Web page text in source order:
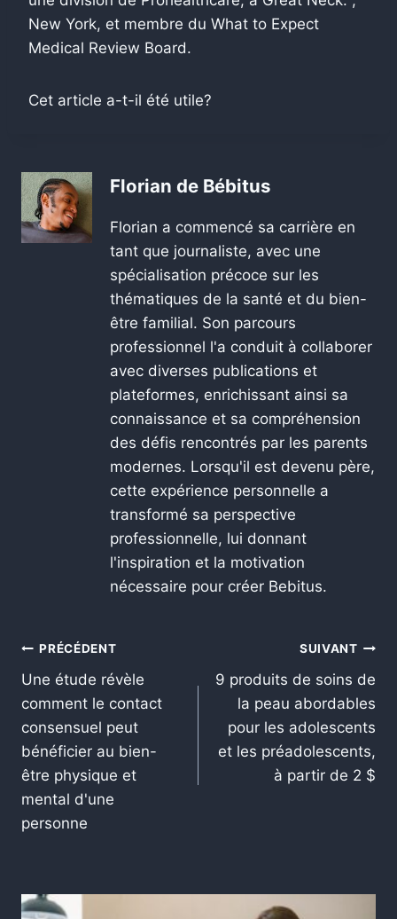
New York, et membre du What to Expect
Medical Review Board.
Cet article a-t-il été utile?
Florian de Bébitus
Florian a commencé sa carrière en
tant que journaliste, avec une
spécialisation précoce sur les
thématiques de la santé et du bien-
être familial. Son parcours
professionnel l'a conduit à collaborer
avec diverses publications et
plateformes, enrichissant ainsi sa
connaissance et sa compréhension
des défis rencontrés par les parents
modernes. Lorsqu'il est devenu père,
cette expérience personnelle a
transformé sa perspective
professionnelle, lui donnant
l'inspiration et la motivation
nécessaire pour créer Bebitus.
PRÉCÉDENT
Une étude révèle
comment le contact
consensuel peut
bénéficier au bien-
être physique et
mental d'une
personne
SUIVANT
9 produits de soins de
la peau abordables
pour les adolescents
et les préadolescents,
à partir de 2 $